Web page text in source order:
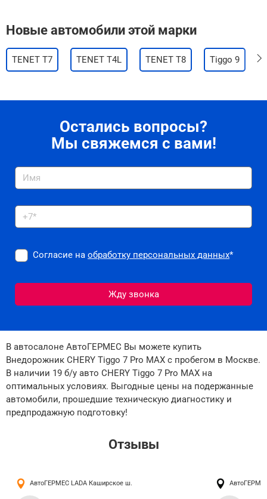
Новые автомобили этой марки
TENET T7 TENET T4L TENET T8 Tiggo 9
Остались вопросы?
Мы свяжемся с вами!
Согласие на обработку персональных данных*
В автосалоне АвтоГЕРМЕС Вы можете купить
Внедорожник CHERY Tiggo 7 Pro MAX с пробегом в Москве.
В наличии 19 б/у авто CHERY Tiggo 7 Pro MAX на
оптимальных условиях. Выгодные цены на подержанные
автомобили, прошедшие техническую диагностику и
предпродажную подготовку!
Отзывы
АвтоГЕРМЕС LADA Каширское ш.